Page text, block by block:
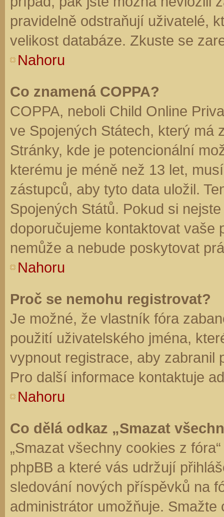
pravidelně odstraňují uživatelé,
velikost databáze. Zkuste se
Nahoru
Co znamená COPPA?
COPPA, neboli Child Online
ve Spojených Státech, který má
Stránky, kde je potencionální
kterému je méně než 13 let,
zástupců, aby tyto data uložil.
Spojených Států. Pokud si
doporučujeme kontaktovat vaše
nemůže a nebude poskytovat
Nahoru
Proč se nemohu registrovat?
Je možné, že vlastník fóra
použití uživatelského jména,
vypnout registrace, aby zabranil
Pro další informace kontaktuje
Nahoru
Co dělá odkaz „Smazat
„Smazat všechny cookies z
phpBB a které vás udržují
sledování nových příspěvků na
administrátor umožňuje.